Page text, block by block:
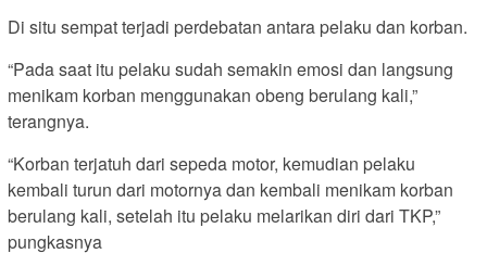
Di situ sempat terjadi perdebatan antara pelaku dan korban.
“Pada saat itu pelaku sudah semakin emosi dan langsung
menikam korban menggunakan obeng berulang kali,”
terangnya.
“Korban terjatuh dari sepeda motor, kemudian pelaku
kembali turun dari motornya dan kembali menikam korban
berulang kali, setelah itu pelaku melarikan diri dari TKP,”
pungkasnya